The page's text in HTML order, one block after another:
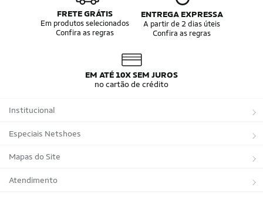
FRETE GRÁTIS
Em produtos selecionados
Confira as regras
ENTREGA EXPRESSA
A partir de 2 dias úteis
Confira as regras
EM ATÉ 10X SEM JUROS
no cartão de crédito
Institucional
Sobre a Netshoes
Política de Privacidade
Programa de Afiliados
Especiais Netshoes
Suplementos
Corrida
Mapas do Site
Marcas
Atendimento